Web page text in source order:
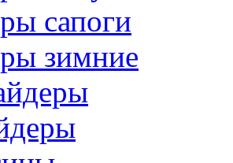
сапоги
зимние